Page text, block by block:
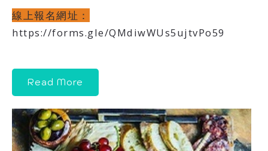
線上報名網址：
https://forms.gle/QMdiwWUs5ujtvPo59
Read More